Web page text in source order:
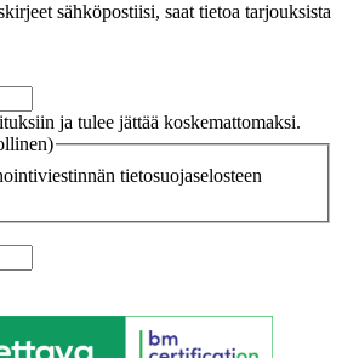
sähköpostiisi, saat tietoa tarjouksista
ja tulee jättää koskemattomaksi.
tietosuojaselosteen